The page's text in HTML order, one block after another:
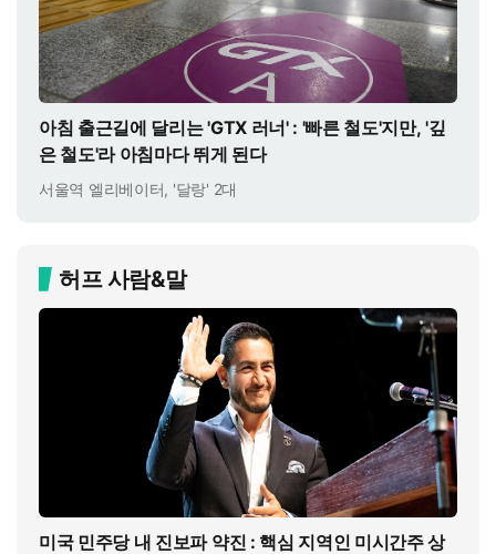
아침 출근길에 달리는 'GTX 러너' : '빠른 철도'지만, '깊
은 철도'라 아침마다 뛰게 된다
서울역 엘리베이터, '달랑' 2대
허프 사람&말
미국 민주당 내 진보파 약진 : 핵심 지역인 미시간주 상